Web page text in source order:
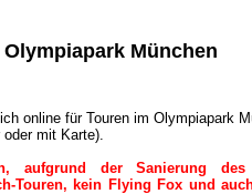
München
online für Touren im Olympiapark
oder mit Karte).
aufgrund der Sanierung
Touren, kein Flying Fox und